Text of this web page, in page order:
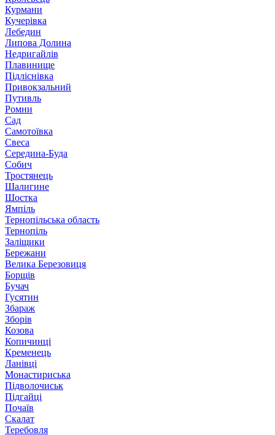
Курмани
Кучерівка
Лебедин
Липова Долина
Недригайлів
Плавинище
Підліснівка
Привокзальний
Путивль
Ромни
Сад
Самотоївка
Свеса
Середина-Буда
Собич
Тростянець
Шалигине
Шостка
Ямпіль
Тернопільська область
Тернопіль
Заліщики
Бережани
Велика Березовиця
Борщів
Бучач
Гусятин
Збараж
Зборів
Козова
Копичинці
Кременець
Ланівці
Монастириська
Підволочиськ
Підгайці
Почаїв
Скалат
Теребовля